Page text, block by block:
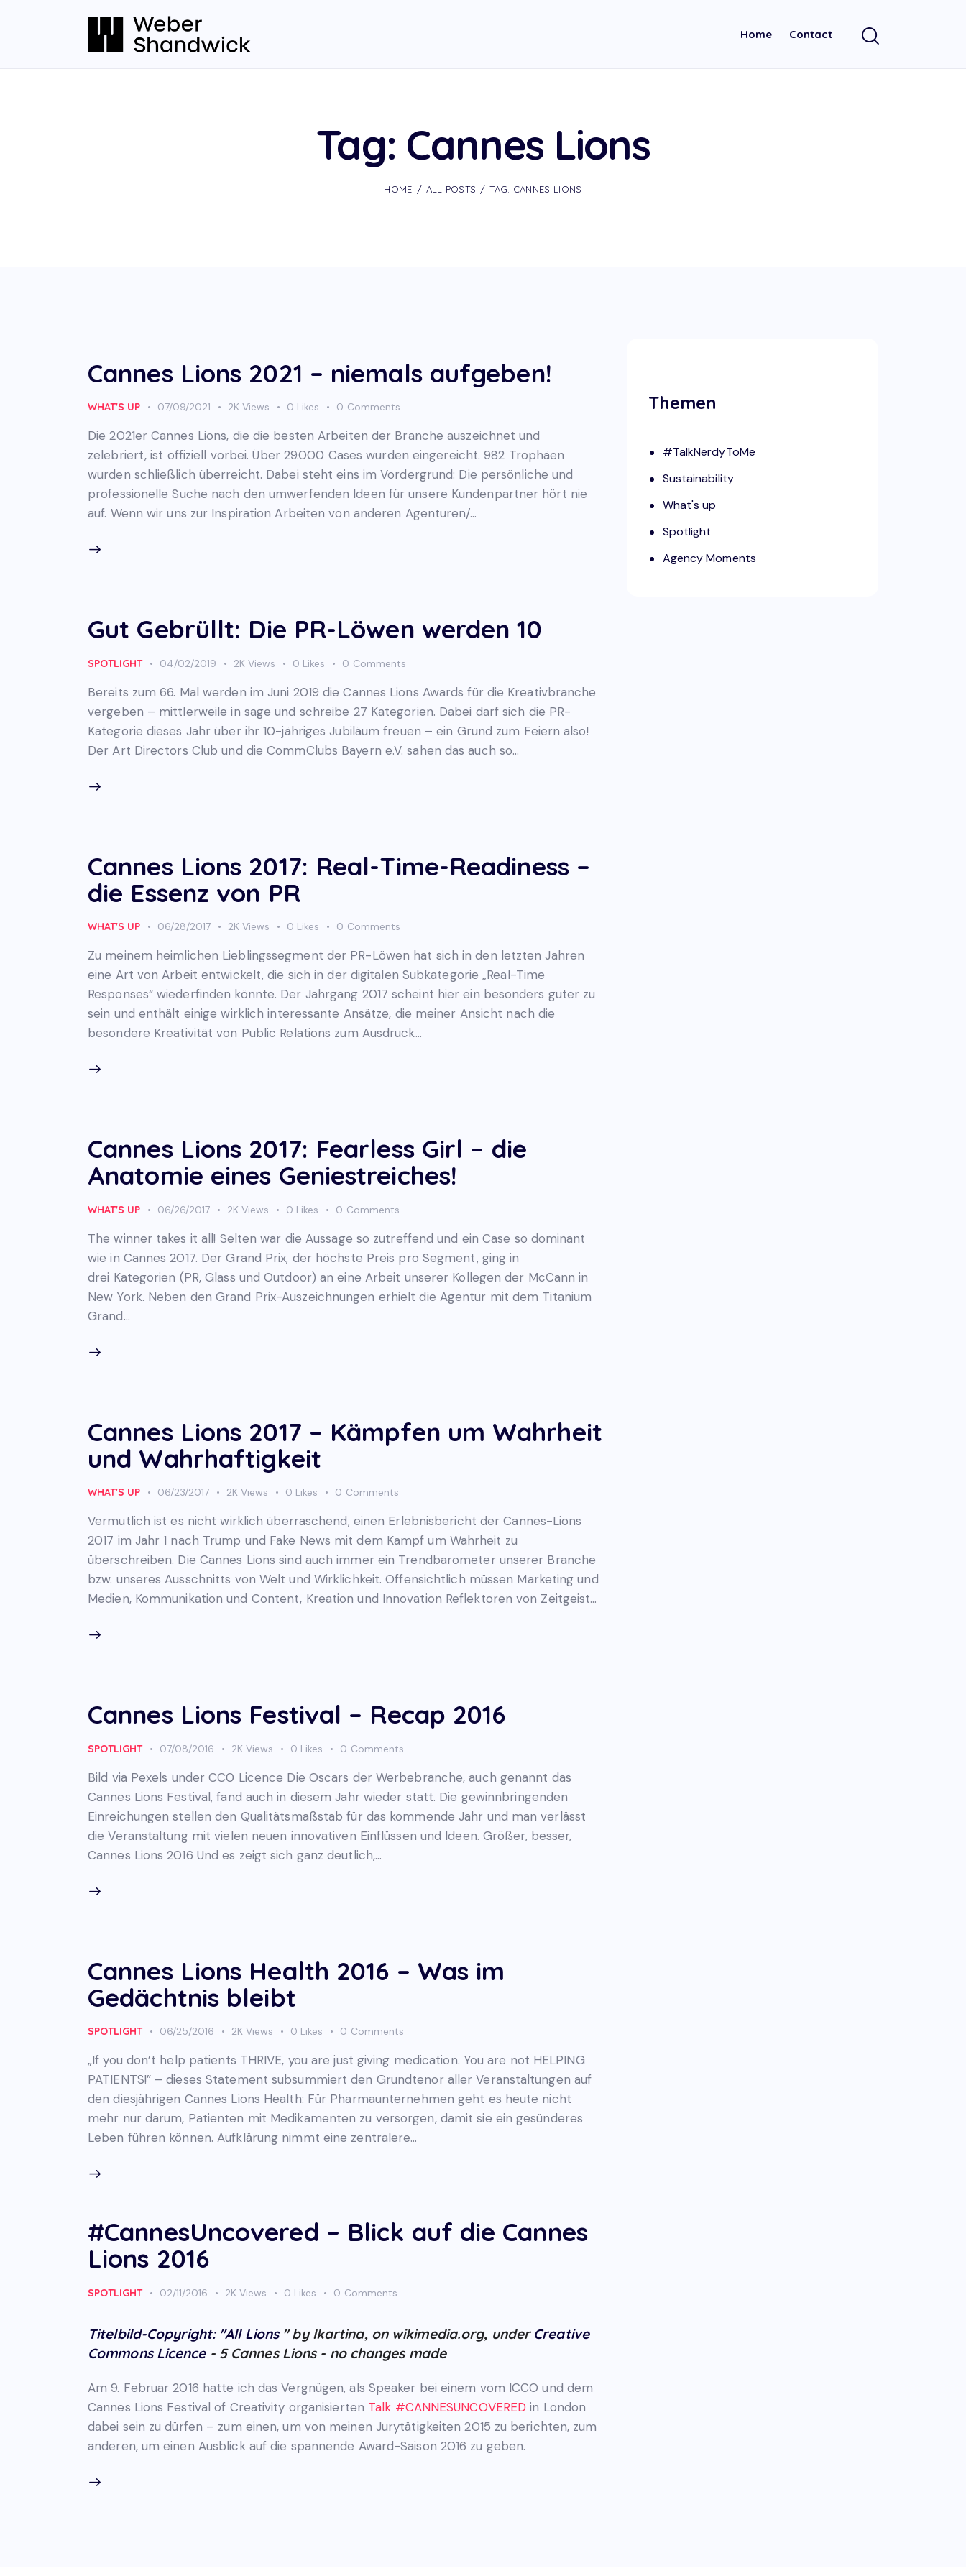
Home Contact
Tag: Cannes Lions
HOME ALL POSTS TAG: CANNES LIONS
Cannes Lions 2021 – niemals aufgeben!
WHAT'S UP 07/09/2021 2K Views 0 Likes 0 Comments
Die 2021er Cannes Lions, die die besten Arbeiten der Branche auszeichnet und
zelebriert, ist offiziell vorbei. Über 29.000 Cases wurden eingereicht. 982 Trophäen
wurden schließlich überreicht. Dabei steht eins im Vordergrund: Die persönliche und
professionelle Suche nach den umwerfenden Ideen für unsere Kundenpartner hört nie
auf. Wenn wir uns zur Inspiration Arbeiten von anderen Agenturen/…
Gut Gebrüllt: Die PR-Löwen werden 10
SPOTLIGHT 04/02/2019 2K Views 0 Likes 0 Comments
Bereits zum 66. Mal werden im Juni 2019 die Cannes Lions Awards für die Kreativbranche
vergeben – mittlerweile in sage und schreibe 27 Kategorien. Dabei darf sich die PR-
Kategorie dieses Jahr über ihr 10-jähriges Jubiläum freuen – ein Grund zum Feiern also!
Der Art Directors Club und die CommClubs Bayern e.V. sahen das auch so…
Cannes Lions 2017: Real-Time-Readiness –
die Essenz von PR
WHAT'S UP 06/28/2017 2K Views 0 Likes 0 Comments
Zu meinem heimlichen Lieblingssegment der PR-Löwen hat sich in den letzten Jahren
eine Art von Arbeit entwickelt, die sich in der digitalen Subkategorie „Real-Time
Responses“ wiederfinden könnte. Der Jahrgang 2017 scheint hier ein besonders guter zu
sein und enthält einige wirklich interessante Ansätze, die meiner Ansicht nach die
besondere Kreativität von Public Relations zum Ausdruck…
Cannes Lions 2017: Fearless Girl – die
Anatomie eines Geniestreiches!
WHAT'S UP 06/26/2017 2K Views 0 Likes 0 Comments
The winner takes it all! Selten war die Aussage so zutreffend und ein Case so dominant
wie in Cannes 2017. Der Grand Prix, der höchste Preis pro Segment, ging in
drei Kategorien (PR, Glass und Outdoor) an eine Arbeit unserer Kollegen der McCann in
New York. Neben den Grand Prix-Auszeichnungen erhielt die Agentur mit dem Titanium
Grand…
Cannes Lions 2017 – Kämpfen um Wahrheit
und Wahrhaftigkeit
WHAT'S UP 06/23/2017 2K Views 0 Likes 0 Comments
Vermutlich ist es nicht wirklich überraschend, einen Erlebnisbericht der Cannes-Lions
2017 im Jahr 1 nach Trump und Fake News mit dem Kampf um Wahrheit zu
überschreiben. Die Cannes Lions sind auch immer ein Trendbarometer unserer Branche
bzw. unseres Ausschnitts von Welt und Wirklichkeit. Offensichtlich müssen Marketing und
Medien, Kommunikation und Content, Kreation und Innovation Reflektoren von Zeitgeist…
Cannes Lions Festival – Recap 2016
SPOTLIGHT 07/08/2016 2K Views 0 Likes 0 Comments
Bild via Pexels under CC0 Licence Die Oscars der Werbebranche, auch genannt das
Cannes Lions Festival, fand auch in diesem Jahr wieder statt. Die gewinnbringenden
Einreichungen stellen den Qualitätsmaßstab für das kommende Jahr und man verlässt
die Veranstaltung mit vielen neuen innovativen Einflüssen und Ideen. Größer, besser,
Cannes Lions 2016 Und es zeigt sich ganz deutlich,…
Cannes Lions Health 2016 – Was im
Gedächtnis bleibt
SPOTLIGHT 06/25/2016 2K Views 0 Likes 0 Comments
„If you don’t help patients THRIVE, you are just giving medication. You are not HELPING
PATIENTS!” – dieses Statement subsummiert den Grundtenor aller Veranstaltungen auf
den diesjährigen Cannes Lions Health: Für Pharmaunternehmen geht es heute nicht
mehr nur darum, Patienten mit Medikamenten zu versorgen, damit sie ein gesünderes
Leben führen können. Aufklärung nimmt eine zentralere…
#CannesUncovered – Blick auf die Cannes
Lions 2016
SPOTLIGHT 02/11/2016 2K Views 0 Likes 0 Comments
Titelbild-Copyright: "All Lions " by Ikartina, on wikimedia.org, underCreative
Commons Licence- 5 Cannes Lions - no changes made
Am 9. Februar 2016 hatte ich das Vergnügen, als Speaker bei einem vom ICCO und dem
Cannes Lions Festival of Creativity organisierten Talk #CANNESUNCOVERED in London
dabei sein zu dürfen – zum einen, um von meinen Jurytätigkeiten 2015 zu berichten, zum
anderen, um einen Ausblick auf die spannende Award-Saison 2016 zu geben.
Themen
#TalkNerdyToMe
Sustainability
What's up
Spotlight
Agency Moments